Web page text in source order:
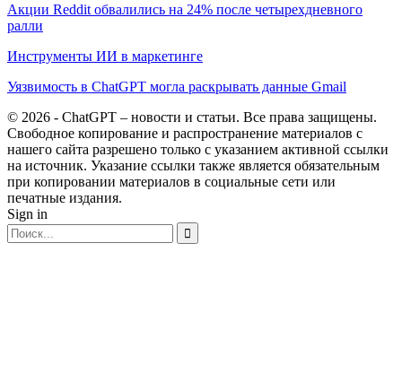
Акции Reddit обвалились на 24% после четырехдневного
ралли
Инструменты ИИ в маркетинге
Уязвимость в ChatGPT могла раскрывать данные Gmail
© 2026 - ChatGPT – новости и статьи. Все права защищены.
Свободное копирование и распространение материалов с
нашего сайта разрешено только с указанием активной ссылки
на источник. Указание ссылки также является обязательным
при копировании материалов в социальные сети или
печатные издания.
Sign in